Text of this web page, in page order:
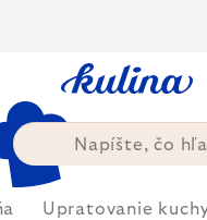
Upratovanie